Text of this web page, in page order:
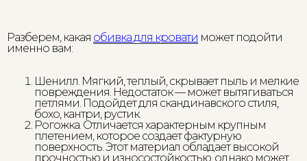
Разберем, какая обивка для кровати может подойти
именно вам:
Шенилл. Мягкий, теплый, скрывает пыль и мелкие
повреждения. Недостаток — может вытягиваться
петлями. Подойдет для скандинавского стиля,
бохо, кантри, рустик.
Рогожка. Отличается характерным крупным
плетением, которое создает фактурную
поверхность. Этот материал обладает высокой
прочностью и износостойкостью, однако может